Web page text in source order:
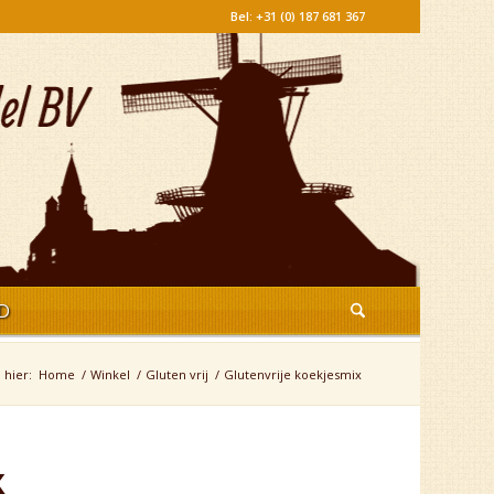
Bel: +31 (0) 187 681 367
hier: Home / Winkel / Gluten vrij / Glutenvrije koekjesmix